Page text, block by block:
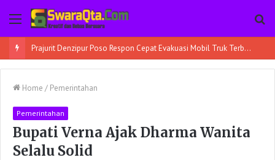
Menu
Prajurit Denzipur Poso Respon Cepat Evakuasi Mobil Truk Terbalik
Home / Pemerintahan
Pemerintahan
Bupati Verna Ajak Dharma Wanita
Selalu Solid